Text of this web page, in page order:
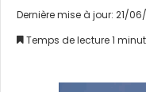
Dernière mise à jour: 21/
Temps de lecture 1